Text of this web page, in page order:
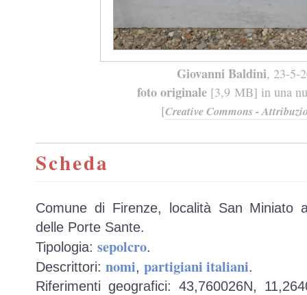
Giovanni Baldini, 23-5-
foto originale[3,9 MB] in una
[Creative Commons -
Scheda
Comune di Firenze, località San Miniato
delle Porte Sante.
Tipologia: sepolcro.
Descrittori: nomi, partigiani italiani.
Riferimenti geografici: 43,760026N,